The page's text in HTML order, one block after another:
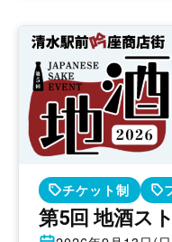
チケット制
第5回 地酒ス